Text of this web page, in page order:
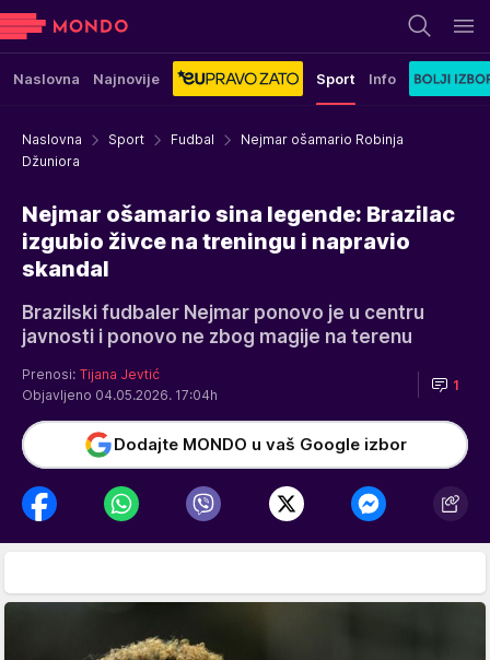
Naslovna Najnovije Sport Info
Naslovna Sport Fudbal
Nejmar ošamario Robinja
Džuniora
Nejmar ošamario sina legende: Brazilac
izgubio živce na treningu i napravio
skandal
Brazilski fudbaler Nejmar ponovo je u centru
javnosti i ponovo ne zbog magije na terenu
Prenosi: Tijana Jevtić
Objavljeno 04.05.2026. 17:04h
1
Dodajte MONDO u vaš Google izbor